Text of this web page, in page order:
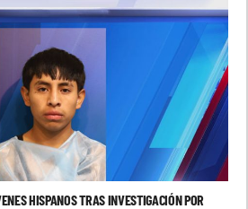
HISPANOS TRAS INVESTIGACIÓN POR